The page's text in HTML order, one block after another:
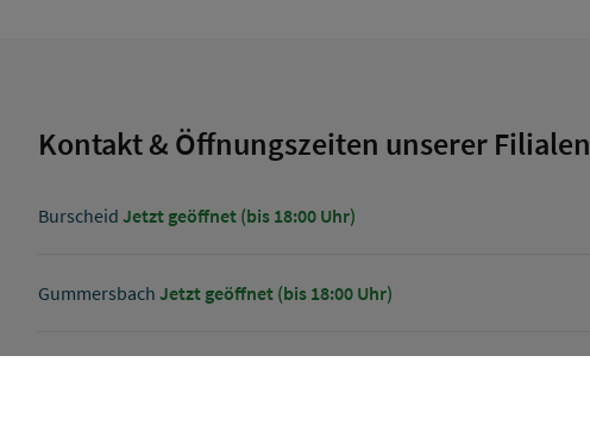
Kontakt & Öffnungszeiten unserer Filialen
Burscheid Jetzt geöffnet (bis 18:00 Uhr)
Gummersbach Jetzt geöffnet (bis 18:00 Uhr)